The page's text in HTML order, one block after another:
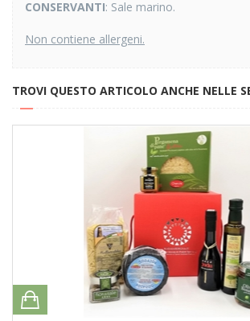
CONSERVANTI: Sale marino.
Non contiene allergeni.
TROVI QUESTO ARTICOLO ANCHE NELLE